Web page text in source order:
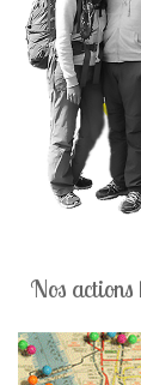
Nos